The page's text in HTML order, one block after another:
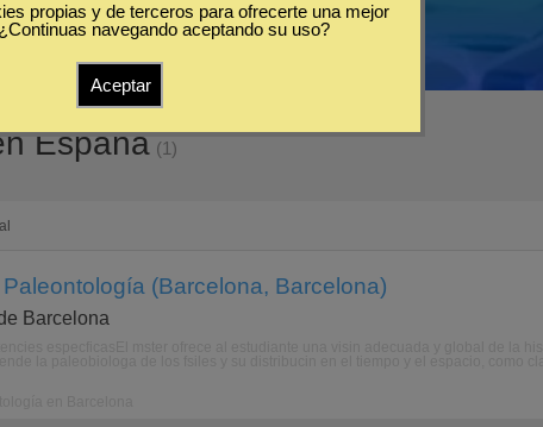
España (1)
(Barcelona, Barcelona)
Barcelona
propias y de terceros para ofrecerte una mejor
navegando aceptando su uso?
Aceptar